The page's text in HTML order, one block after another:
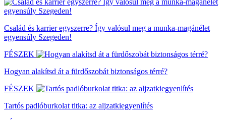
Család és karrier egyszerre? Így valósul meg a munka-magánélet
egyensúly Szegeden!
FÉSZEK
Hogyan alakítsd át a fürdőszobát biztonságos térré?
FÉSZEK
Tartós padlóburkolat titka: az aljzatkiegyenlítés